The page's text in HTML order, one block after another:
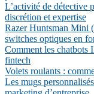
L’activité de détective
discrétion et expertise
Razer Huntsman Mini
switches optiques en
Comment les chatbots
fintech
Volets roulants :
Les mugs